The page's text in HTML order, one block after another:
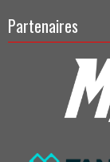
Partenaires